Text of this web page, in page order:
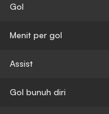
Gol
Menit per gol
Assist
Gol bunuh diri